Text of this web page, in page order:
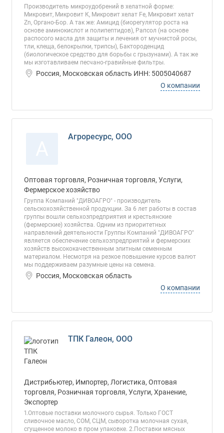
Производитель микроудобрений в хелатной форме:
Микровит, Микровит К, Микровит хелат Fe, Микровит хелат
Zn, Органо-Бор. А так же: Амицид (биорегулятор роста на
основе аминокислот и полипептидов), Рапсол (на основе
распосого масла для защиты и лечения от мучнистой росы,
тли, клеща, белокрылки, трипсы), Бактороденцид
(биологическое средство для борьбы с грызунами). А так же
мы изготавливаем песчано-гравийные фильтры.
Россия, Московская область ИНН: 5005040687
О компании
Агроресурс, ООО
Оптовая торговля, Розничная торговля, Услуги,
Фермерское хозяйство
Группа Компаний "ДИВОАГРО" - производитель
сельскохозяйственной продукции. За 6 лет работы в состав
группы вошли сельхозпредприятия и крестьянские
(фермерские) хозяйства. Одним из приоритетных
направлений деятельности Группы Компаний "ДИВОАГРО"
является обеспечение сельхозпредприятий и фермерских
хозяйств высококачественным элитным семенным
материалом. Несмотря на резкое повышение курсов валют
мы поддерживаем разумные цены на семена.
Россия, Московская область
О компании
ТПК Галеон, ООО
Дистрибьютер, Импортер, Логистика, Оптовая
торговля, Розничная торговля, Услуги, Хранение,
Экспортер
1.Оптовые поставки молочного сырья. Только ГОСТ
сливочное масло, СОМ, СЦМ, сыворотка молочная сухая,
сгущенное молоко в пром упаковке. 2.Поставки мясных